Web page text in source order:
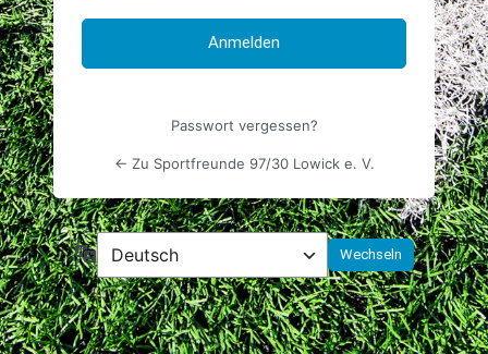
Passwort vergessen?
← Zu Sportfreunde 97/30 Lowick e. V.
Sprache